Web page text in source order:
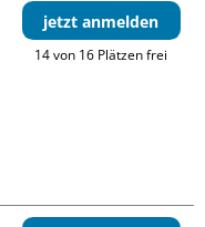
jetzt anmelden
14 von 16 Plätzen frei